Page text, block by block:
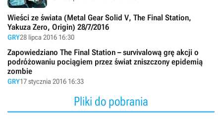
Wieści ze świata (Metal Gear Solid V, The Final Station,
Yakuza Zero, Origin) 28/7/2016
GRY28 lipca 2016 16:30
Zapowiedziano The Final Station – survivalową grę akcji o
podróżowaniu pociągiem przez świat zniszczony epidemią
zombie
GRY17 stycznia 2016 16:33
Pliki do pobrania